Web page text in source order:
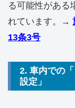
る可能性がある
れています。→
13条3号
2. 車内での
設定」